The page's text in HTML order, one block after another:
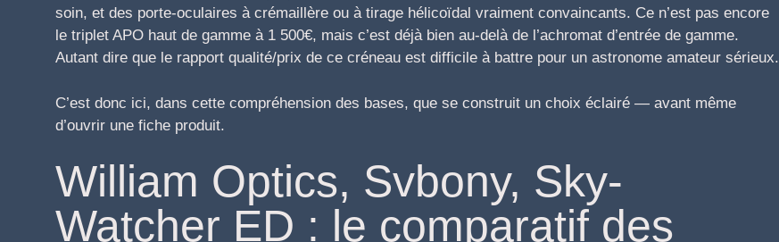
soin, et des porte-oculaires à crémaillère ou à tirage hélicoïdal vraiment convaincants. Ce n’est pas encore
le triplet APO haut de gamme à 1 500€, mais c’est déjà bien au-delà de l’achromat d’entrée de gamme.
Autant dire que le rapport qualité/prix de ce créneau est difficile à battre pour un astronome amateur sérieux.
C’est donc ici, dans cette compréhension des bases, que se construit un choix éclairé — avant même
d’ouvrir une fiche produit.
William Optics, Svbony, Sky-
Watcher ED : le comparatif des